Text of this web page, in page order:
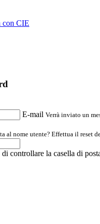
con CIE
E-mail Verrà inviato un
al nome utente? Effettua il reset
controllare la casella di